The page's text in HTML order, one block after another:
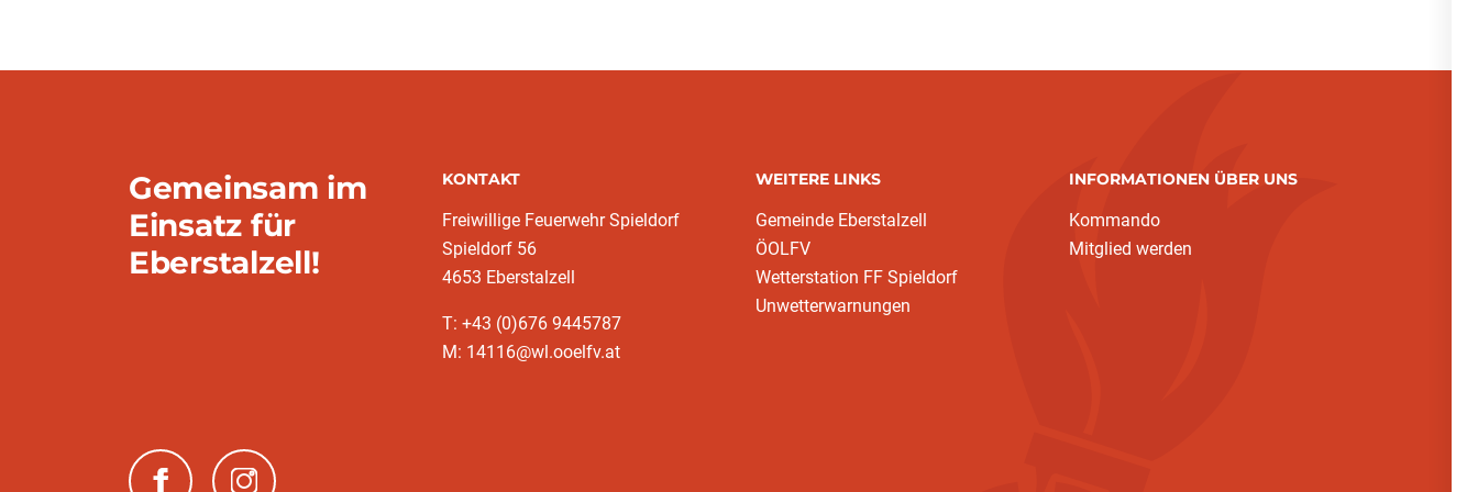
Gemeinsam im
Einsatz für
Eberstalzell!
KONTAKT
Freiwillige Feuerwehr Spieldorf
Spieldorf 56
4653 Eberstalzell
T: +43 (0)676 9445787
M: 14116@wl.ooelfv.at
WEITERE LINKS
Gemeinde Eberstalzell
ÖOLFV
Wetterstation FF Spieldorf
Unwetterwarnungen
INFORMATIONEN ÜBER UNS
Kommando(current)
Mitglied werden